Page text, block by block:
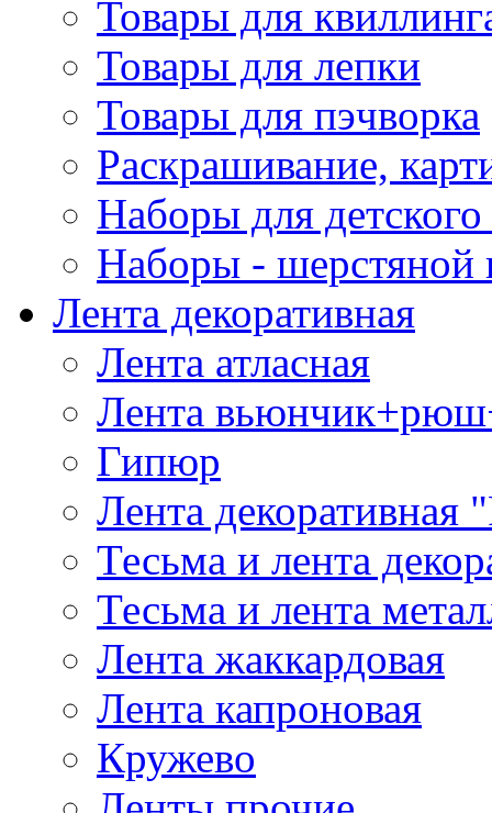
Товары для
Товары для лепки
Товары для пэчворка
Раскрашивание,
Наборы для
Наборы - шерстяной
Лента декоративная
Лента атласная
Лента
Гипюр
Лента декоративная
Тесьма и лента
Тесьма и лента
Лента жаккардовая
Лента капроновая
Кружево